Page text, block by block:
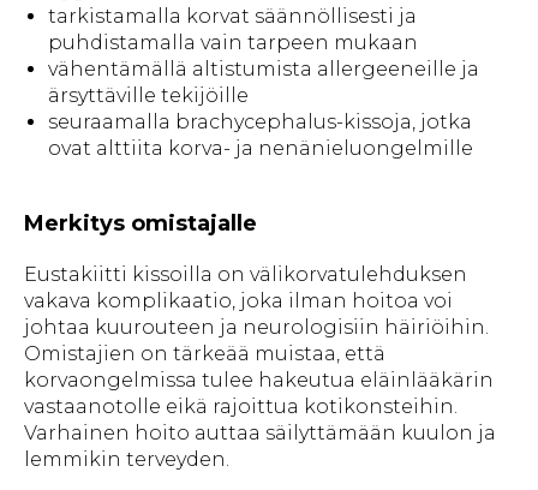
tarkistamalla korvat säännöllisesti ja
puhdistamalla vain tarpeen mukaan
vähentämällä altistumista allergeeneille ja
ärsyttäville tekijöille
seuraamalla brachycephalus-kissoja, jotka
ovat alttiita korva- ja nenänieluongelmille
Merkitys omistajalle
Eustakiitti kissoilla on välikorvatulehduksen
vakava komplikaatio, joka ilman hoitoa voi
johtaa kuurouteen ja neurologisiin häiriöihin.
Omistajien on tärkeää muistaa, että
korvaongelmissa tulee hakeutua eläinlääkärin
vastaanotolle eikä rajoittua kotikonsteihin.
Varhainen hoito auttaa säilyttämään kuulon ja
lemmikin terveyden.